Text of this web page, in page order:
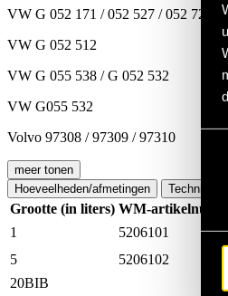
VW G 052 171 / 052 527 / 052 726
VW G 052 512
VW G 055 538 / G 052 532
VW G055 532
Volvo 97308 / 97309 / 97310
meer tonen
Hoeveelheden/afmetingen
Grootte (in liters) WM-
1
5206101
5
5206102
20BIB